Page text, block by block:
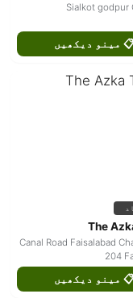
📋 مینو دیکھیں
The
📍 Canal Road Faisalabad
204
📋 مینو دیکھیں